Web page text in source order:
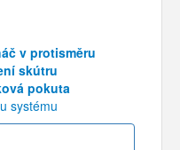
v protisměru
skútru
pokuta
systému